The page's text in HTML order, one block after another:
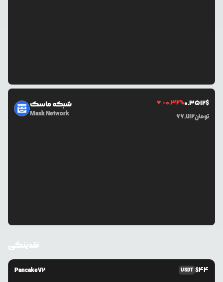
شبکه ماسک
Mask Network
-0.32%0.3512$
66,712تومان
نقدینگی
PancakeV2 USDT $44